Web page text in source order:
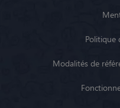
Politique
Modalités de